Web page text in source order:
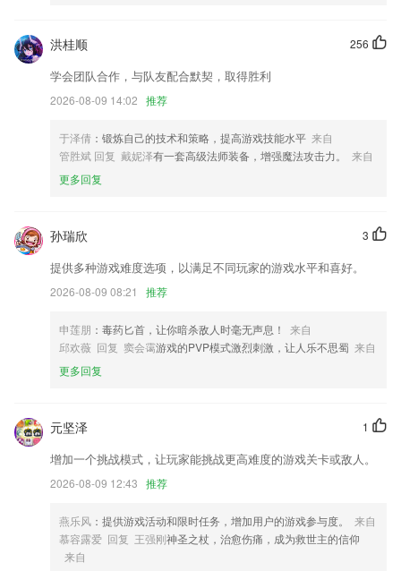
进一步完善了应有功能，使其符合平台基本要求。
兼容最新安卓系统
优化几处体验资料正在审核中
支持多类型素材搜索，使用素材更便捷。
【新增】新增对新能源车牌的支持
告别202深蓝SL03车主年度报告即将送达
以上就是69066mooc欢迎光临的介绍，如果您喜欢这款软件，您可以到
应用商店进行打分评论，说出您的使用经历，以帮助我们更好的对产品进
行优化修改。
256
洪桂顺
学会团队合作，与队友配合默契，取得胜利
2026-08-09 14:02 推荐
于泽倩 ：锻炼自己的技术和策略，提高游戏技能水平 来自
管胜斌 回复 戴妮泽有一套高级法师装备，增强魔法攻击力。
来自
更多回复
3
孙瑞欣
提供多种游戏难度选项，以满足不同玩家的游戏水平和喜好。
2026-08-09 08:21 推荐
申莲朋 ：毒药匕首，让你暗杀敌人时毫无声息！
来自
邱欢薇 回复 窦会霭游戏的PVP模式激烈刺激，让人乐不思蜀 来自
更多回复
1
元坚泽
增加一个挑战模式，让玩家能挑战更高难度的游戏关卡或敌人。
2026-08-09 12:43 推荐
燕乐风 ：提供游戏活动和限时任务，增加用户的游戏参与度。
来自
慕容露爱 回复 王强刚神圣之杖，治愈伤痛，成为救世主的信仰
来自